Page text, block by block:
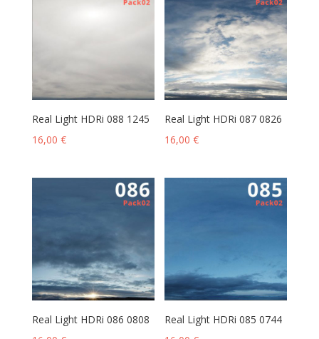
Real Light HDRi 088 1245
16,00 €
Real Light HDRi 087 0826
16,00€
Real Light HDRi 086 0808
Real Light HDRi 085 0744